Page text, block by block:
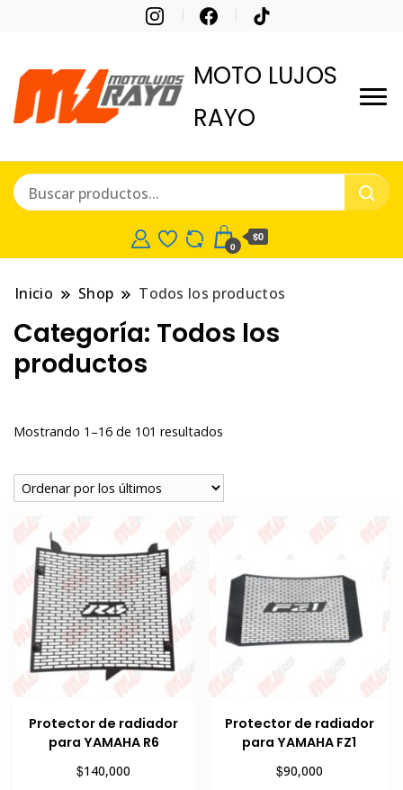
MOTO LUJOS
RAYO
0
$0
Inicio Shop Todos los productos
Categoría: Todos los
productos
Mostrando 1–16 de 101 resultados
los
últimos
Protector de radiador
para YAMAHA R6
$140,000
Protector de radiador
para YAMAHA FZ1
$90,000